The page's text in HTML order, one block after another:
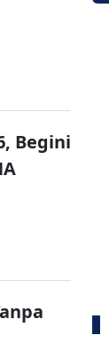
Begini